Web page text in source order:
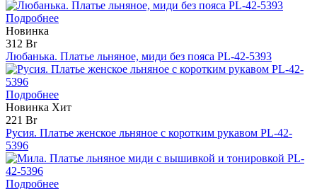
Подробнее
Новинка
312 Br
Любанька. Платье льняное, миди без пояса PL-42-5393
Подробнее
Новинка Хит
221 Br
Русия. Платье женское льняное с коротким рукавом PL-42-
5396
Подробнее